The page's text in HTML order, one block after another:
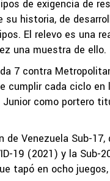
de exigencia de
historia, de
El relevo es una
una muestra de ello.
7 contra
cumplir cada ciclo
como portero
Venezuela Sub-
19 (2021) y la Sub-
tapó en ocho